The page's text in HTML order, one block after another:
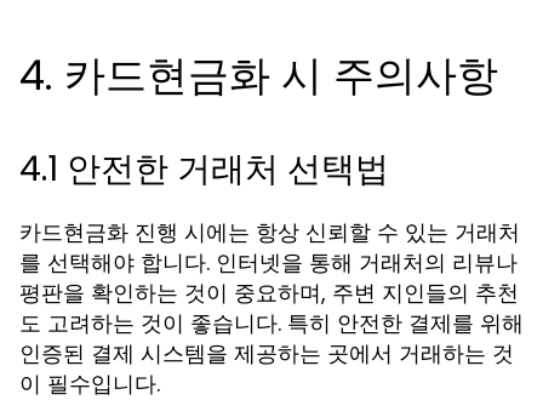
4. 카드현금화 시 주의사항
4.1 안전한 거래처 선택법
카드현금화 진행 시에는 항상 신뢰할 수 있는 거래처
를 선택해야 합니다. 인터넷을 통해 거래처의 리뷰나
평판을 확인하는 것이 중요하며, 주변 지인들의 추천
도 고려하는 것이 좋습니다. 특히 안전한 결제를 위해
인증된 결제 시스템을 제공하는 곳에서 거래하는 것
이 필수입니다.